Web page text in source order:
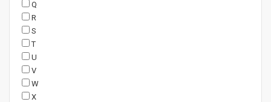
Q
R
S
T
U
V
W
X